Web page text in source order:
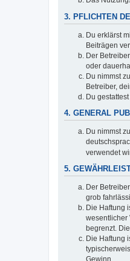
3. PFLICHTEN
Du erklärst
Beiträgen
Der
oder
Du nimmst
Betreiber,
Du
4. GENERAL
Du nimmst
verwendet
5.
Der
grob
Die Haftung
wesentlicher
begrenzt.
Die Haftung
Gewinn.